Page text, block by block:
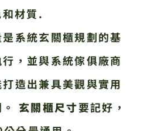
材質.
系統玄關櫃規劃的基
，並與系統傢俱廠商
造出兼具美觀與實用
玄關櫃尺寸要記好，